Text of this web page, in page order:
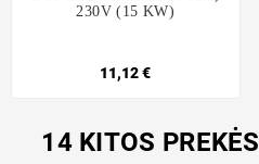
230V (15 KW)
11,12 €
14 KITOS